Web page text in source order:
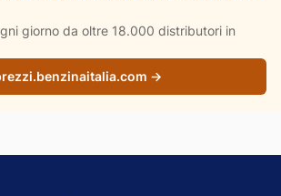
giorno da oltre 18.000 distributori in
→